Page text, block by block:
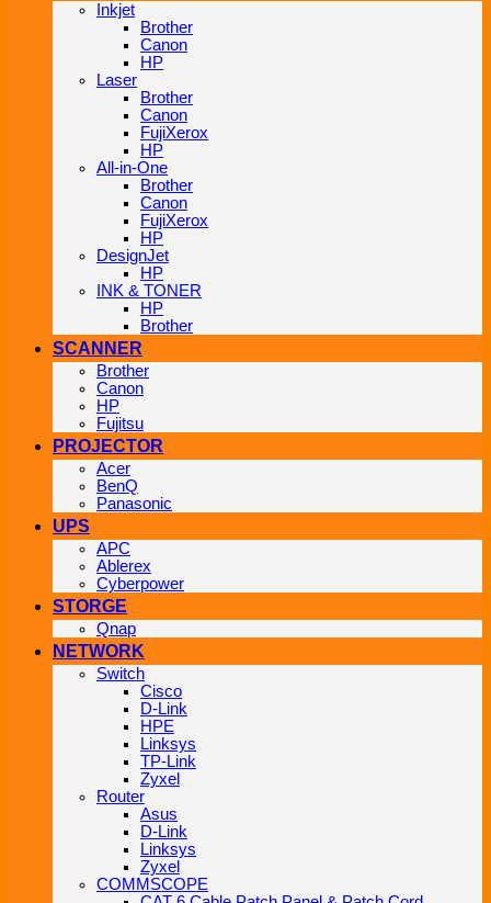
Inkjet
Brother
Canon
HP
Laser
Brother
Canon
FujiXerox
HP
All-in-One
Brother
Canon
FujiXerox
HP
DesignJet
HP
INK & TONER
HP
Brother
SCANNER
Brother
Canon
HP
Fujitsu
PROJECTOR
Acer
BenQ
Panasonic
UPS
APC
Ablerex
Cyberpower
STORGE
Qnap
NETWORK
Switch
Cisco
D-Link
HPE
Linksys
TP-Link
Zyxel
Router
Asus
D-Link
Linksys
Zyxel
COMMSCOPE